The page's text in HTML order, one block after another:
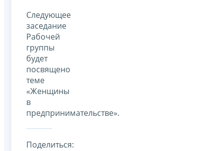
Следующее
заседание
Рабочей
группы
будет
посвящено
теме
«Женщины
в
предпринимательстве».
Поделиться: